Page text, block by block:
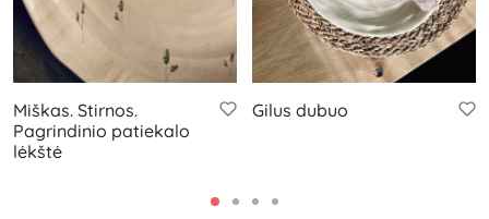
Miškas. Stirnos.
Pagrindinio patiekalo
lėkštė
Gilus dubuo